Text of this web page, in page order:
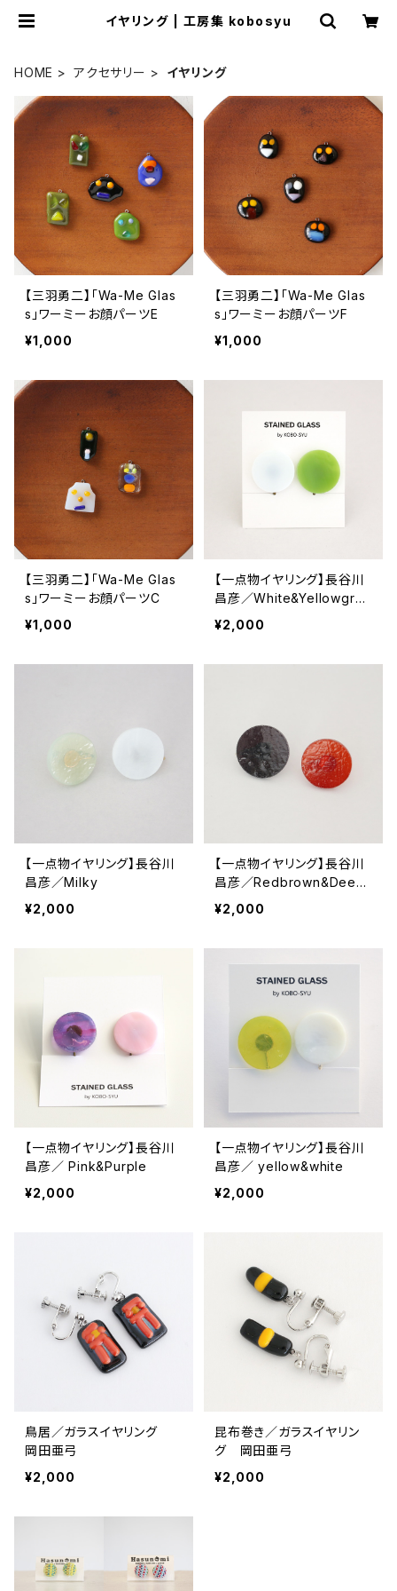
イヤリング | 工房集 kobosyu
HOME アクセサリー イヤリング
【三羽勇二】「Wa-Me Glas
s」ワーミーお顔パーツE
¥1,000
【三羽勇二】「Wa-Me Glas
s」ワーミーお顔パーツF
¥1,000
【三羽勇二】「Wa-Me Glas
s」ワーミーお顔パーツC
¥1,000
【一点物イヤリング】長谷川
昌彦／White&Yellowgre
en
¥2,000
【一点物イヤリング】長谷川
昌彦／Milky
¥2,000
【一点物イヤリング】長谷川
昌彦／Redbrown&Deep
purple
¥2,000
【一点物イヤリング】長谷川
昌彦／ Pink&Purple
¥2,000
【一点物イヤリング】長谷川
昌彦／ yellow&white
¥2,000
鳥居／ガラスイヤリング
岡田亜弓
¥2,000
昆布巻き／ガラスイヤリン
グ 岡田亜弓
¥2,000